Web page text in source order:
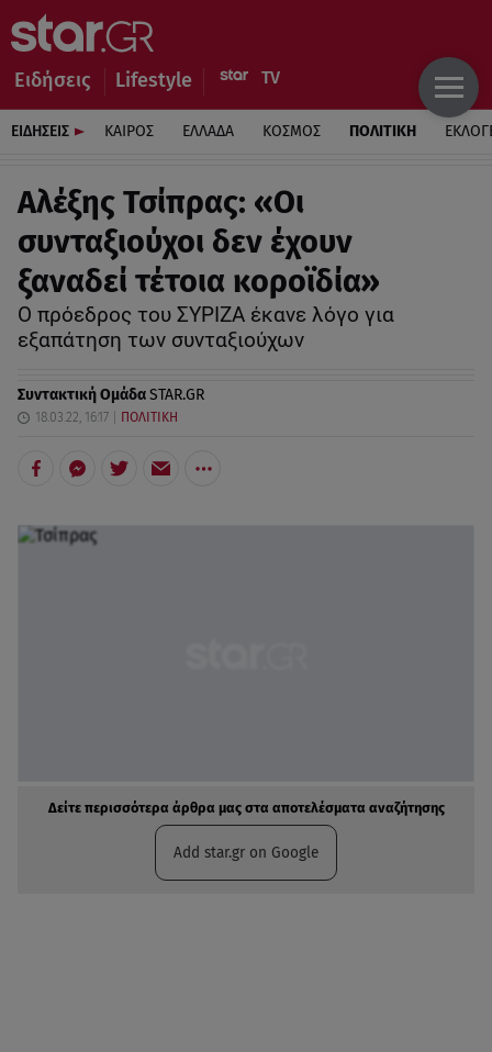
Ειδήσεις Lifestyle
ΕΙΔΗΣΕΙΣ ΚΑΙΡΟΣ ΕΛΛΑΔΑ ΚΟΣΜΟΣ ΠΟΛΙΤΙΚΗ
Αλέξης Τσίπρας: «Οι
συνταξιούχοι δεν έχουν
ξαναδεί τέτοια κοροϊδία»
Ο πρόεδρος του ΣΥΡΙΖΑ έκανε λόγο για
εξαπάτηση των συνταξιούχων
Συντακτική ΟμάδαSTAR.GR
18.03.22, 16:17 ΠΟΛΙΤΙΚΗ
Δείτε περισσότερα άρθρα μας στα αποτελέσματα αναζήτησης
Add star.gr on Google